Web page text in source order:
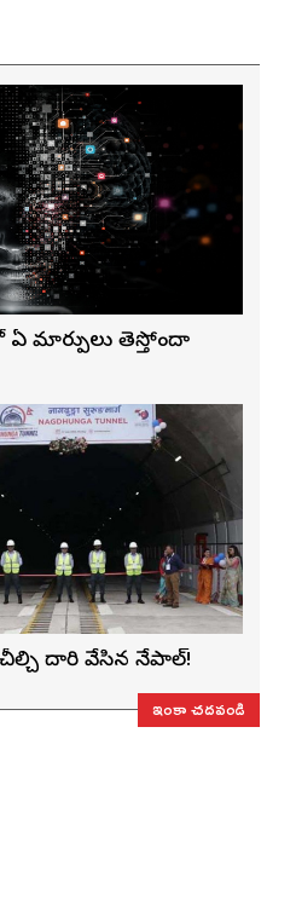
మార్పులు తెస్తోందా
దారి వేసిన నేపాల్!
ఇంకా చదవండి